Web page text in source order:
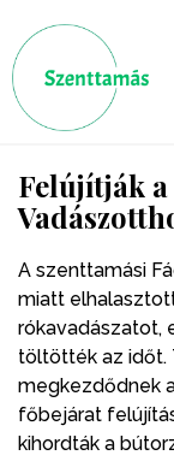
Felújítják a
A szenttamási
miatt
rókavadászatot,
töltötték az időt.
megkezdődnek
főbejárat
kihordták a